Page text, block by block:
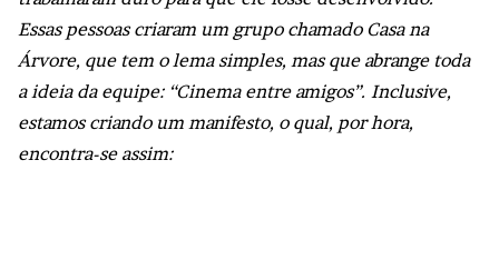
Essas pessoas criaram um grupo chamado Casa na
Árvore, que tem o lema simples, mas que abrange toda
a ideia da equipe: “Cinema entre amigos”. Inclusive,
estamos criando um manifesto, o qual, por hora,
encontra-se assim: